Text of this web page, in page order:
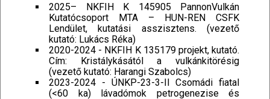
2025– NKFIH K 145905 PannonVulkán
Kutatócsoport MTA – HUN-REN CSFK
Lendület, kutatási asszisztens. (vezető
kutató: Lukács Réka)
2020-2024 - NKFIH K 135179 projekt, kutató.
Cím: Kristálykásától a vulkánkitörésig
(vezető kutató: Harangi Szabolcs)
2023-2024 - ÚNKP-23-3-II Csomádi fiatal
(<60 ka) lávadómok petrogenezise és